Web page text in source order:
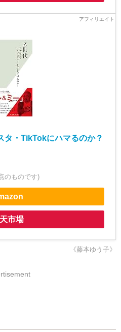
タ・TikTokにハマるのか？
のものです)
市場
《藤本ゆう子》